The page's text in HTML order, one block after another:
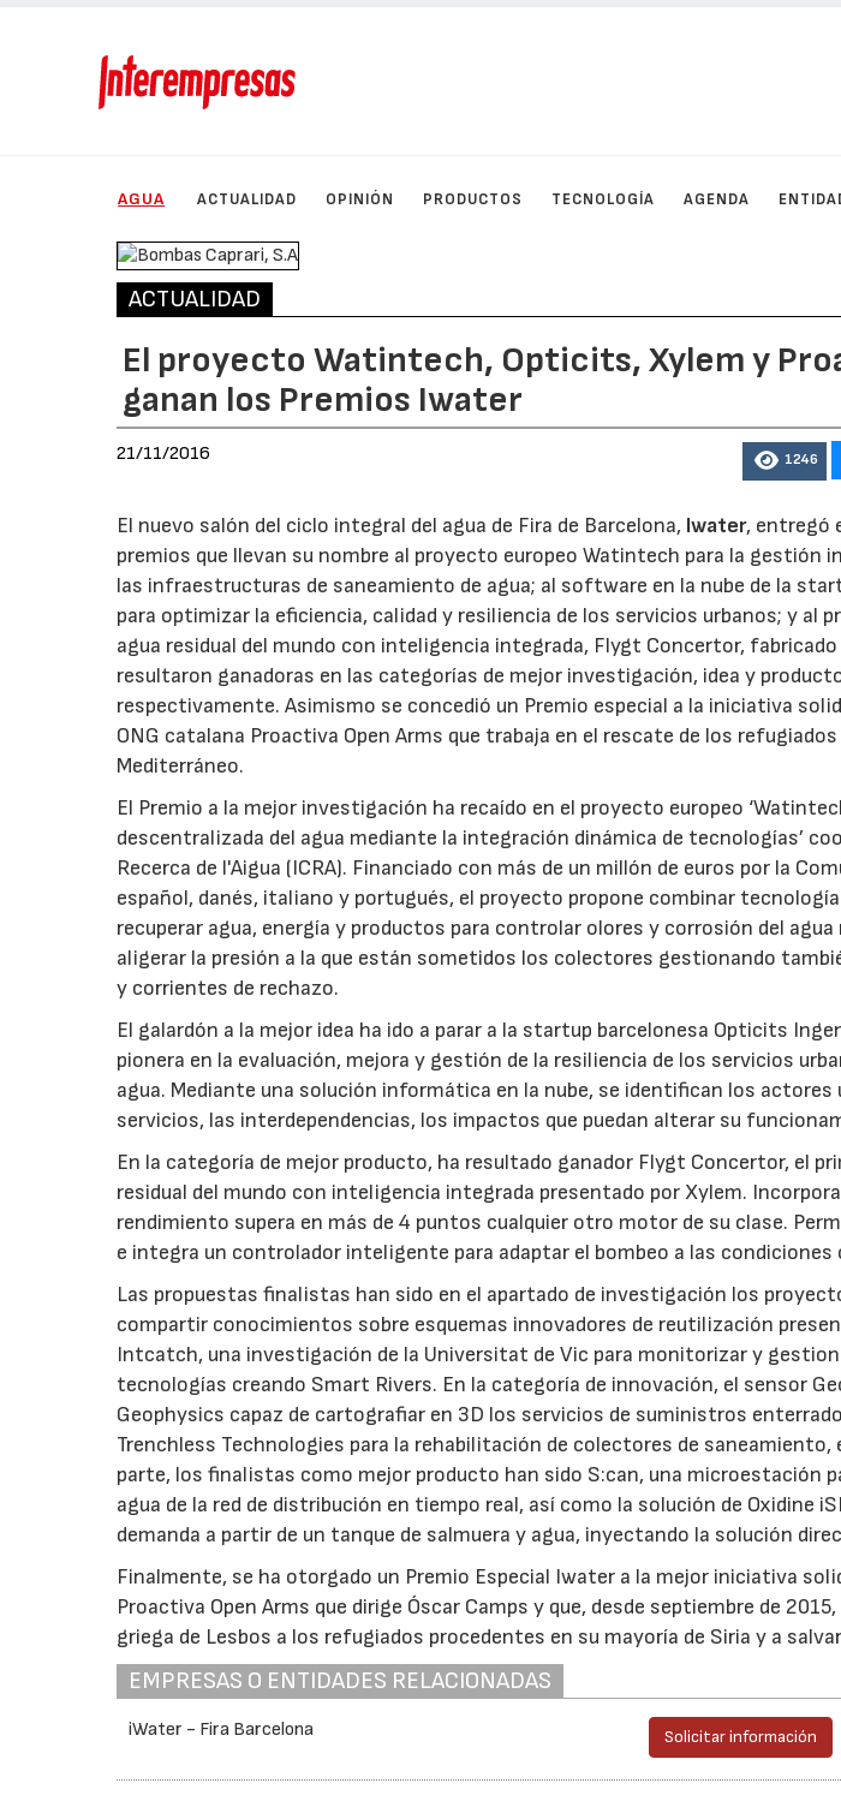
AGUA ACTUALIDAD OPINIÓN PRODUCTOS TECNOLOGÍA AGENDA
ACTUALIDAD
El proyecto Watintech, Opticits, Xylem y
ganan los Premios Iwater
21/11/2016 1246
El nuevo salón del ciclo integral del agua de Fira de Barcelona, Iwater, entregó
premios que llevan su nombre al proyecto europeo Watintech para la gestión
las infraestructuras de saneamiento de agua; al software en la nube de la
para optimizar la eficiencia, calidad y resiliencia de los servicios urbanos; y al
agua residual del mundo con inteligencia integrada, Flygt Concertor,
resultaron ganadoras en las categorías de mejor investigación, idea y
respectivamente. Asimismo se concedió un Premio especial a la iniciativa
ONG catalana Proactiva Open Arms que trabaja en el rescate de los
Mediterráneo.
El Premio a la mejor investigación ha recaído en el proyecto europeo
descentralizada del agua mediante la integración dinámica de tecnologías’
Recerca de l'Aigua (ICRA). Financiado con más de un millón de euros por la
español, danés, italiano y portugués, el proyecto propone combinar
recuperar agua, energía y productos para controlar olores y corrosión del
aligerar la presión a la que están sometidos los colectores gestionando
y corrientes de rechazo.
El galardón a la mejor idea ha ido a parar a la startup barcelonesa Opticits
pionera en la evaluación, mejora y gestión de la resiliencia de los servicios
agua. Mediante una solución informática en la nube, se identifican los actores
servicios, las interdependencias, los impactos que puedan alterar su
En la categoría de mejor producto, ha resultado ganador Flygt Concertor, el
residual del mundo con inteligencia integrada presentado por Xylem.
rendimiento supera en más de 4 puntos cualquier otro motor de su clase.
e integra un controlador inteligente para adaptar el bombeo a las condiciones
Las propuestas finalistas han sido en el apartado de investigación los
compartir conocimientos sobre esquemas innovadores de reutilización
Intcatch, una investigación de la Universitat de Vic para monitorizar y
tecnologías creando Smart Rivers. En la categoría de innovación, el sensor
Geophysics capaz de cartografiar en 3D los servicios de suministros
Trenchless Technologies para la rehabilitación de colectores de saneamiento,
parte, los finalistas como mejor producto han sido S:can, una microestación
agua de la red de distribución en tiempo real, así como la solución de Oxidine
demanda a partir de un tanque de salmuera y agua, inyectando la solución
Finalmente, se ha otorgado un Premio Especial Iwater a la mejor iniciativa
Proactiva Open Arms que dirige Óscar Camps y que, desde septiembre de
griega de Lesbos a los refugiados procedentes en su mayoría de Siria y a
EMPRESAS O ENTIDADES RELACIONADAS
iWater - Fira Barcelona Solicitar información
15/07/2026